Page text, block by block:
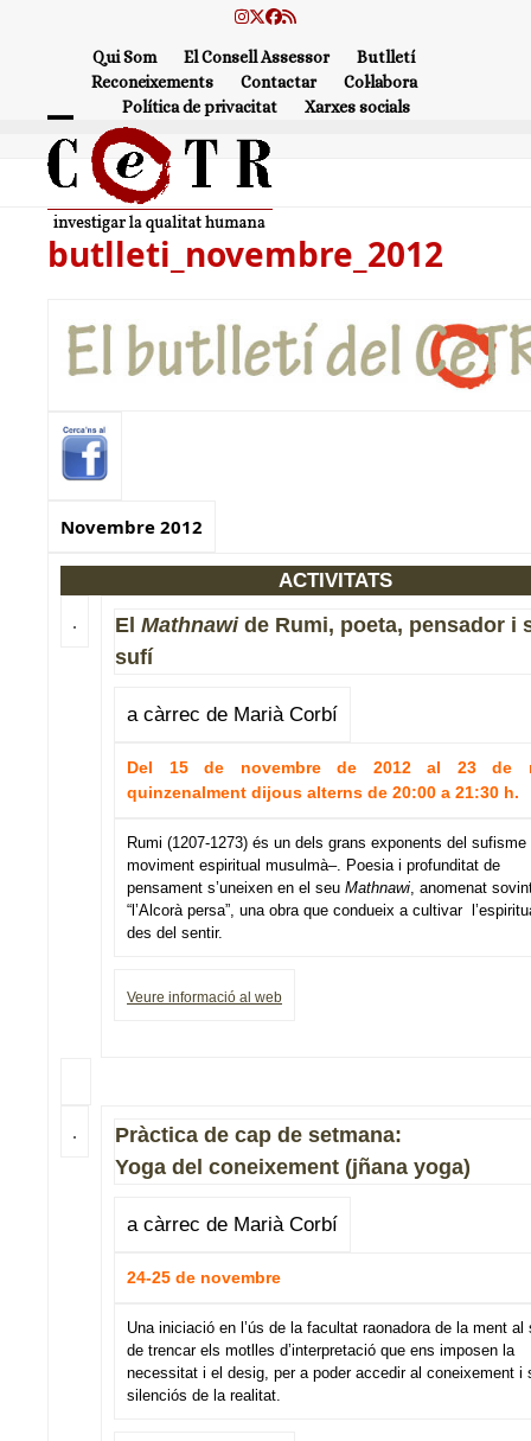
Instagram
Twitter
Facebook
RSS
Qui Som El Consell Assessor
Butlletí
Reconeixements
Contactar
Col·labora
Política de privacitat
Xarxes socials
Open
mobile
menu
Close
mobile
menu
butlleti_novembre_2012
Novembre 2012
ACTIVITATS
El Mathnawi de Rumi, poeta, pensador i
sufí
a càrrec de Marià Corbí
Del 15 de novembre de 2012 al 23 de
quinzenalment dijous alterns de 20:00 a 21:30 h.
Rumi (1207-1273) és un dels grans exponents del sufisme
moviment espiritual musulmà–. Poesia i profunditat de
pensament s’uneixen en el seu Mathnawi, anomenat
“l’Alcorà persa”, una obra que condueix a cultivar
des del sentir.
Veure informació al web
Pràctica de cap de setmana:
Yoga del coneixement (jñana yoga)
a càrrec de Marià Corbí
24-25 de novembre
Una iniciació en l’ús de la facultat raonadora de la ment al
de trencar els motlles d’interpretació que ens imposen la
necessitat i el desig, per a poder accedir al coneixement i
silenciós de la realitat.